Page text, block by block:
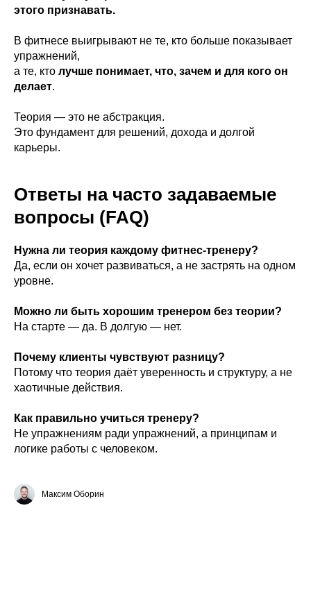
этого признавать.
В фитнесе выигрывают не те, кто больше показывает
упражнений,
а те, кто лучше понимает, что, зачем и для кого он
делает.
Теория — это не абстракция.
Это фундамент для решений, дохода и долгой
карьеры.
Ответы на часто задаваемые
вопросы (FAQ)
Нужна ли теория каждому фитнес-тренеру?
Да, если он хочет развиваться, а не застрять на одном
уровне.
Можно ли быть хорошим тренером без теории?
На старте — да. В долгую — нет.
Почему клиенты чувствуют разницу?
Потому что теория даёт уверенность и структуру, а не
хаотичные действия.
Как правильно учиться тренеру?
Не упражнениям ради упражнений, а принципам и
логике работы с человеком.
Максим Оборин